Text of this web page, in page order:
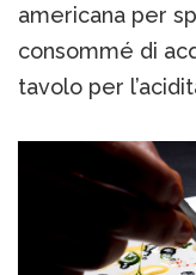
americana per
consommé di
tavolo per